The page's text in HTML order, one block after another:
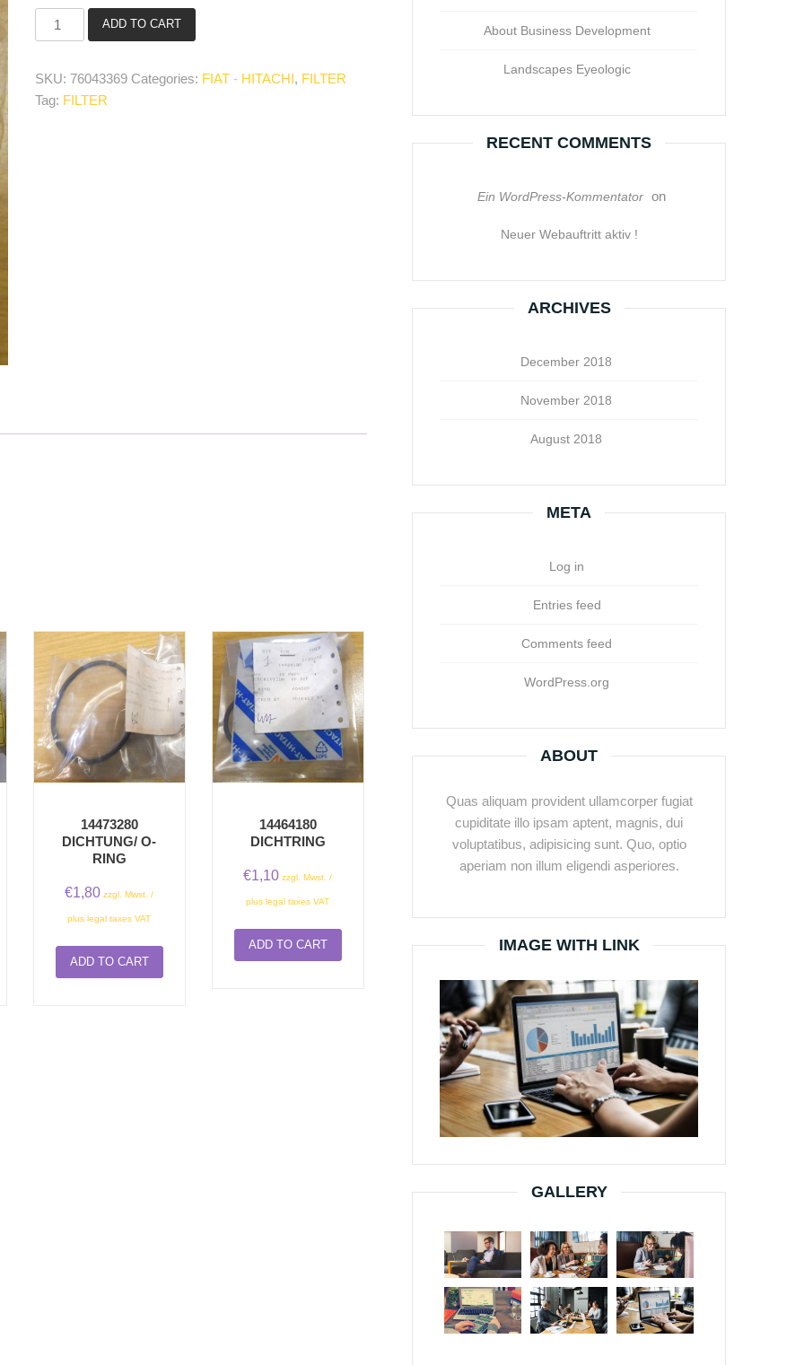
76043369
hydraulic
filter
ADD TO CART
SKU:76043369 Categories: FIAT - HITACHI, FILTER
Tag: FILTER
14473280
DICHTUNG/ O-
RING
€1,80 zzgl. Mwst. /
plus legal taxes VAT
ADD TO CART
14464180
DICHTRING
€1,10 zzgl. Mwst. /
plus legal taxes VAT
ADD TO CART
About Business Development
Landscapes Eyeologic
RECENT COMMENTS
Ein WordPress-Kommentator on
Neuer Webauftritt aktiv !
ARCHIVES
December 2018
November 2018
August 2018
META
Log in
Entries feed
Comments feed
WordPress.org
ABOUT
Quas aliquam provident ullamcorper fugiat
cupiditate illo ipsam aptent, magnis, dui
voluptatibus, adipisicing sunt. Quo, optio
aperiam non illum eligendi asperiores.
IMAGE WITH LINK
GALLERY